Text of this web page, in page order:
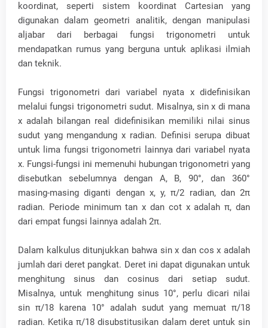
koordinat, seperti sistem koordinat Cartesian yang
digunakan dalam geometri analitik, dengan manipulasi
aljabar dari berbagai fungsi trigonometri untuk
mendapatkan rumus yang berguna untuk aplikasi ilmiah
dan teknik.
Fungsi trigonometri dari variabel nyata x didefinisikan
melalui fungsi trigonometri sudut. Misalnya, sin x di mana
x adalah bilangan real didefinisikan memiliki nilai sinus
sudut yang mengandung x radian. Definisi serupa dibuat
untuk lima fungsi trigonometri lainnya dari variabel nyata
x. Fungsi-fungsi ini memenuhi hubungan trigonometri yang
disebutkan sebelumnya dengan A, B, 90°, dan 360°
masing-masing diganti dengan x, y, π/2 radian, dan 2π
radian. Periode minimum tan x dan cot x adalah π, dan
dari empat fungsi lainnya adalah 2π.
Dalam kalkulus ditunjukkan bahwa sin x dan cos x adalah
jumlah dari deret pangkat. Deret ini dapat digunakan untuk
menghitung sinus dan cosinus dari setiap sudut.
Misalnya, untuk menghitung sinus 10°, perlu dicari nilai
sin π/18 karena 10° adalah sudut yang memuat π/18
radian. Ketika π/18 disubstitusikan dalam deret untuk sin